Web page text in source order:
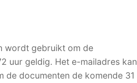
wordt gebruikt om de
uur geldig. Het e-mailadres kan
documenten de komende 31